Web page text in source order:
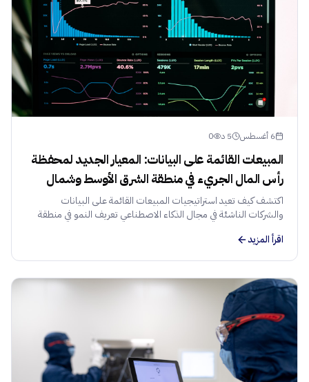
6 أغسطس 5 د 0
المبيعات القائمة على البيانات: المعيار الجديد لمحفظة
رأس المال الجريء في منطقة الشرق الأوسط وشمال
أفريقيا
اكتشف كيف تعيد استراتيجيات المبيعات القائمة على البيانات
والشركات الناشئة في مجال الذكاء الاصطناعي تعريف النمو في منطقة
وتدفق الصفقات.
اقرأ المزيد